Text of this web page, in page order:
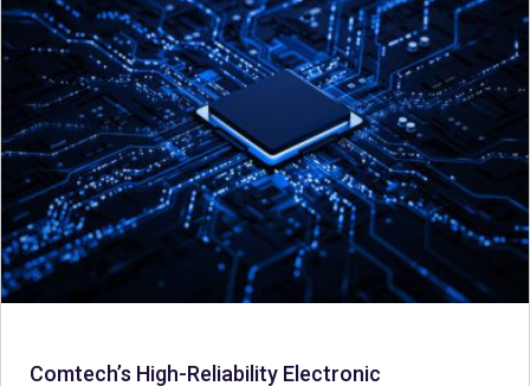
Comtech’s High-Reliability Electronic